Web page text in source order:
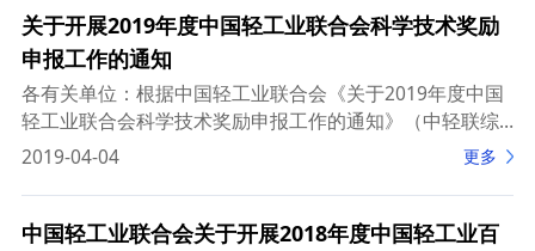
关于开展2019年度中国轻工业联合会科学技术奖励
申报工作的通知
各有关单位：根据中国轻工业联合会《关于2019年度中国
轻工业联合会科学技术奖励申报工作的通知》（中轻联综
合〔2019〕103号）文件，由我协会组织开展陶瓷行业内
2019-04-04 更多
中国轻工业联合会关于开展2018年度中国轻工业百